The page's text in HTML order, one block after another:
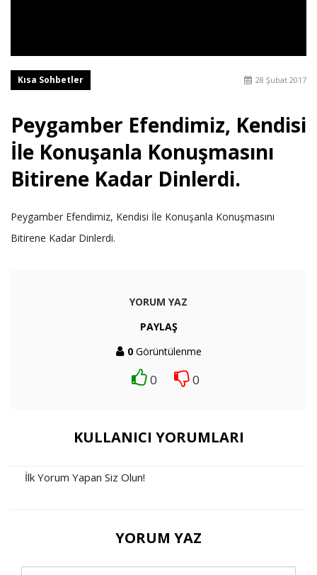
Kısa Sohbetler 28 Şubat 2017
Peygamber Efendimiz, Kendisi
İle Konuşanla Konuşmasını
Bitirene Kadar Dinlerdi.
Peygamber Efendimiz, Kendisi İle Konuşanla Konuşmasını
Bitirene Kadar Dinlerdi.
YORUM YAZ
PAYLAŞ
0Görüntülenme
0 0
KULLANICI YORUMLARI
İlk Yorum Yapan Siz Olun!
YORUM YAZ